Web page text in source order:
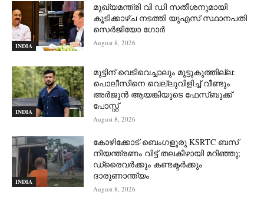
INDIA
മുഖ്യമന്ത്രി വി ഡി സതീശനുമായി
കൂടിക്കാഴ്ച നടത്തി യുഎസ് സ്ഥാനപതി
സെര്‍ജിയോ ഗോര്‍
August 8, 2026
INDIA
മുട്ടിന് വെടിവെച്ചാലും മുട്ടുകുത്തില്ല:
പൊലീസിനെ വെല്ലുവിളിച്ച് വീണ്ടും
അർജുൻ ആയങ്കിയുടെ ഫേസ്ബുക്ക്
പോസ്റ്റ്
August 8, 2026
INDIA
കോഴിക്കോട്-ബെംഗളൂരു KSRTC ബസ്
നിയന്ത്രണം വിട്ട് തലകീഴായി മറിഞ്ഞു;
ഡ്രെെവർക്കും കണ്ടക്ടർക്കും
ദാരുണാന്ത്യം
August 8, 2026